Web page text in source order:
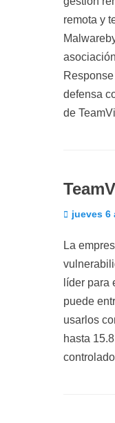
remota y
defensa
de
Publicado
jueves 6
La
líder para
puede
usarlos
hasta